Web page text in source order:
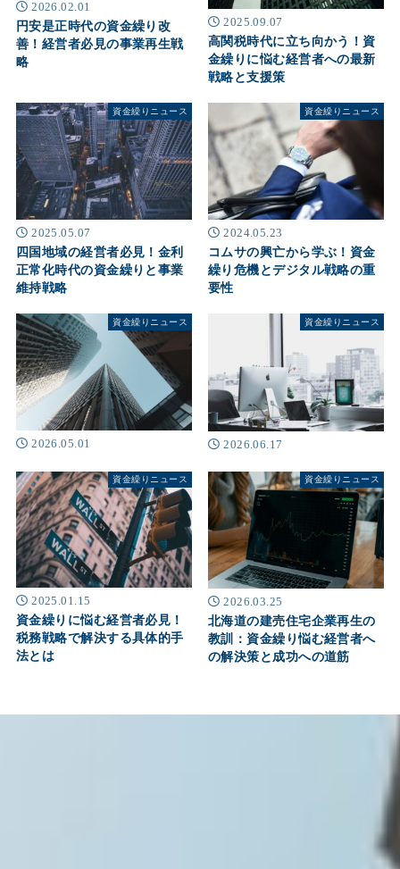
2026.02.01
円安是正時代の資金繰り改
善！経営者必見の事業再生戦
略
2025.09.07
高関税時代に立ち向かう！資
金繰りに悩む経営者への最新
戦略と支援策
資金繰りニュース
2025.05.07
四国地域の経営者必見！金利
正常化時代の資金繰りと事業
維持戦略
資金繰りニュース
2024.05.23
コムサの興亡から学ぶ！資金
繰り危機とデジタル戦略の重
要性
資金繰りニュース
2026.05.01
資金繰りニュース
2026.06.17
資金繰りニュース
2025.01.15
資金繰りに悩む経営者必見！
税務戦略で解決する具体的手
法とは
資金繰りニュース
2026.03.25
北海道の建売住宅企業再生の
教訓：資金繰り悩む経営者へ
の解決策と成功への道筋